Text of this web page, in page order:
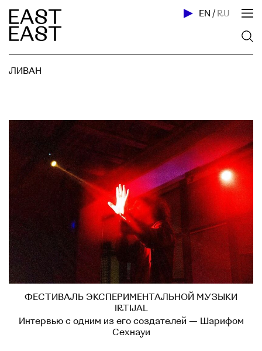
EN / RU
ЛИВАН
ФЕСТИВАЛЬ ЭКСПЕРИМЕНТАЛЬНОЙ МУЗЫКИ
IRTIJAL
Интервью с одним из его создателей — Шарифом
Сехнауи